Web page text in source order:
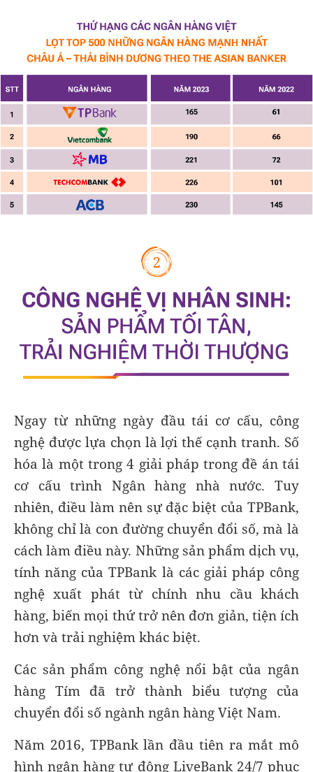
Ngay từ những ngày đầu tái cơ cấu, công
nghệ được lựa chọn là lợi thế cạnh tranh. Số
hóa là một trong 4 giải pháp trong đề án tái
cơ cấu trình Ngân hàng nhà nước. Tuy
nhiên, điều làm nên sự đặc biệt của TPBank,
không chỉ là con đường chuyển đổi số, mà là
cách làm điều này. Những sản phẩm dịch vụ,
tính năng của TPBank là các giải pháp công
nghệ xuất phát từ chính nhu cầu khách
hàng, biến mọi thứ trở nên đơn giản, tiện ích
hơn và trải nghiệm khác biệt.
Các sản phẩm công nghệ nổi bật của ngân
hàng Tím đã trở thành biểu tượng của
chuyển đổi số ngành ngân hàng Việt Nam.
Năm 2016, TPBank lần đầu tiên ra mắt mô
hình ngân hàng tự động LiveBank 24/7 phục